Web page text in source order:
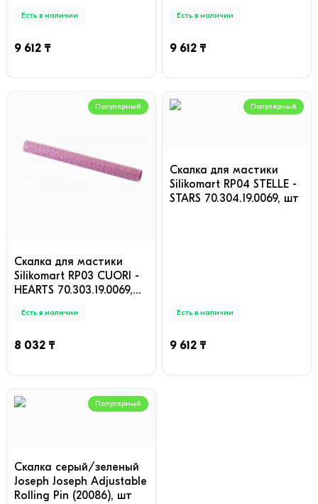
Есть в наличии
9 612 ₸
Есть в наличии
9 612 ₸
Популярный
Скалка для мастики
Silikomart RP03 CUORI -
HEARTS 70.303.19.0069,
Есть в наличии
8 032 ₸
Популярный
Скалка для мастики
Silikomart RP04 STELLE -
STARS 70.304.19.0069, шт
Есть в наличии
9 612 ₸
Популярный
Скалка серый/зеленый
Joseph Joseph Adjustable
Rolling Pin (20086), шт